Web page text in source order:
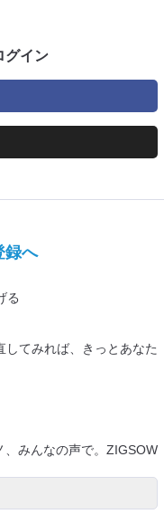
グイン
録へ
る
てみれば、きっとあなた
、みんなの声で。ZIGSOW